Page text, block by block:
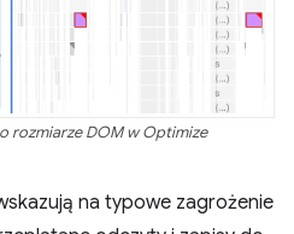
rozmiarze DOM w Optimize
na typowe zagrożenie